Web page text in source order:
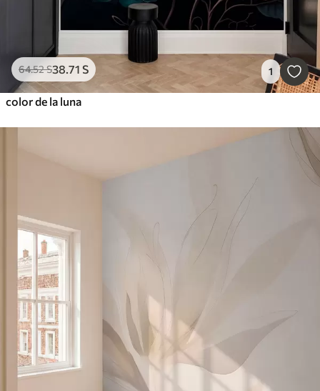
64.52S38 .71 S 1
color de la luna